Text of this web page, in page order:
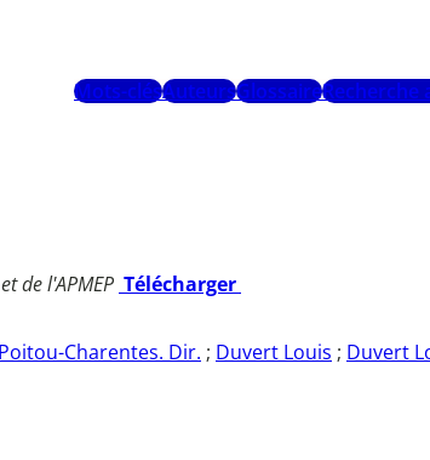
Mots-clésAuteursGlossaireRecherche
de l'APMEP Télécharger
Charentes. Dir. ; Duvert Louis ; Duvert